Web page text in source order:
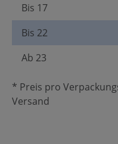
Bis 17
Bis 22
Ab 23
* Preis pro
Versand